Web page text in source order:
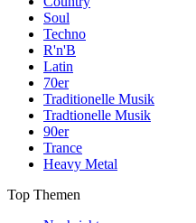
Soul
Techno
R'n'B
Latin
70er
Traditionelle Musik
Tradtionelle Musik
90er
Trance
Heavy Metal
Top Themen